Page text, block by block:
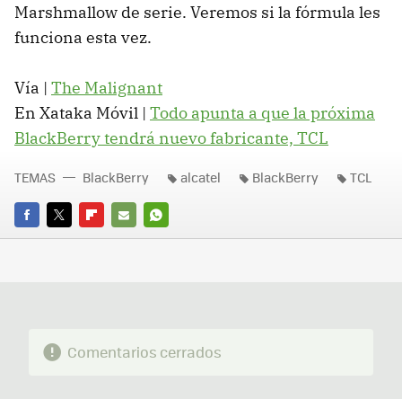
Marshmallow de serie. Veremos si la fórmula les
funciona esta vez.
Vía | The Malignant
En Xataka Móvil | Todo apunta a que la próxima
BlackBerry tendrá nuevo fabricante, TCL
FACEBOOK
TWITTERFLIPBOARD
E-
WHATSAPP
TEMAS BlackBerry alcatel BlackBerry TCL
Comentarios cerrados